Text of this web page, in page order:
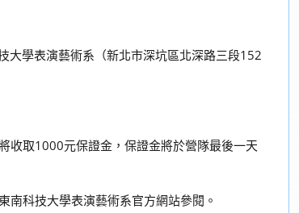
大學表演藝術系（新北市深坑區北深路三段152
收取1000元保證金，保證金將於營隊最後一天
科技大學表演藝術系官方網站參閱。